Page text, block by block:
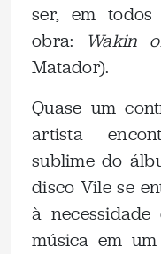
ser, em
obra:
Wakin
Matador).
Quase um
artista
sublime do
disco Vile se
à
música em